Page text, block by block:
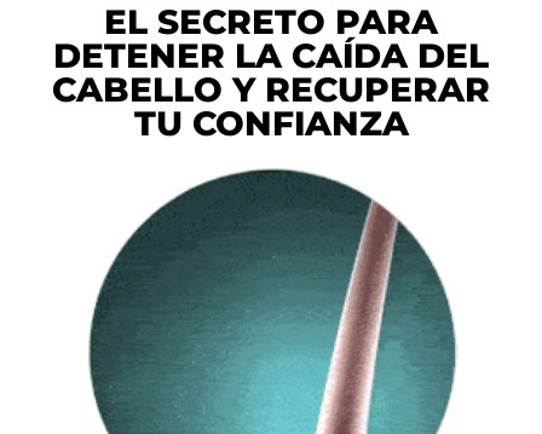
EL SECRETO PARA
DETENER LA CAÍDA DEL
CABELLO Y RECUPERAR
TU CONFIANZA